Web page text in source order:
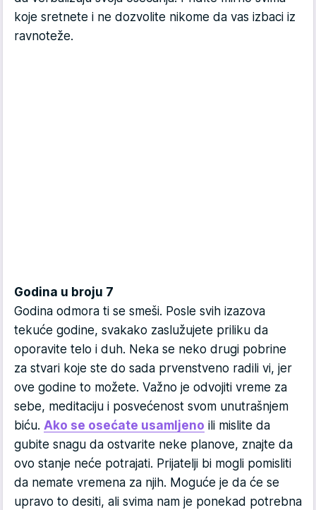
koje sretnete i ne dozvolite nikome da vas izbaci iz
ravnoteže.
Godina u broju 7
Godina odmora ti se smeši. Posle svih izazova
tekuće godine, svakako zaslužujete priliku da
oporavite telo i duh. Neka se neko drugi pobrine
za stvari koje ste do sada prvenstveno radili vi, jer
ove godine to možete. Važno je odvojiti vreme za
sebe, meditaciju i posvećenost svom unutrašnjem
biću. Ako se osećate usamljeno ili mislite da
gubite snagu da ostvarite neke planove, znajte da
ovo stanje neće potrajati. Prijatelji bi mogli pomisliti
da nemate vremena za njih. Moguće je da će se
upravo to desiti, ali svima nam je ponekad potrebna